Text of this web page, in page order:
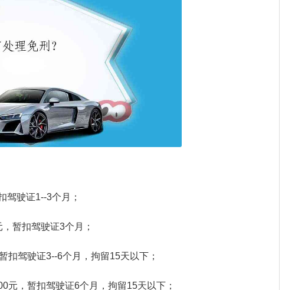
驾驶证1--3个月；
暂扣驾驶证3个月；
扣驾驶证3--6个月，拘留15天以下；
元，暂扣驾驶证6个月，拘留15天以下；